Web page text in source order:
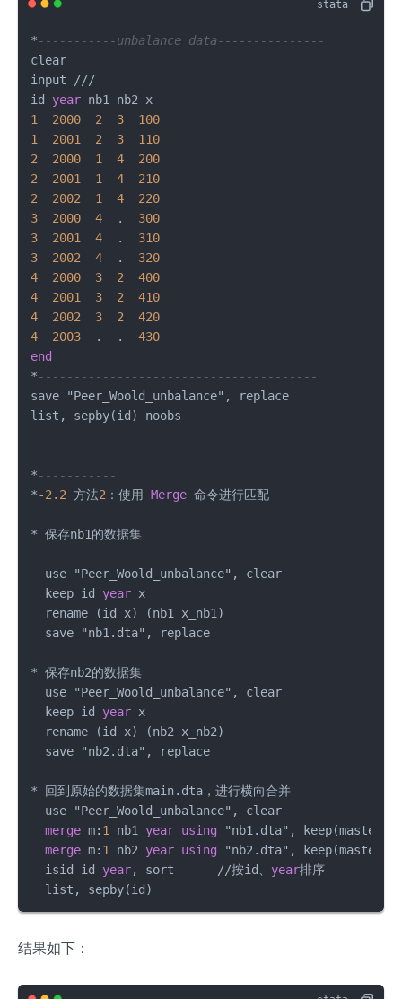
*-----------unbalance data---------------
clear
input
///
id year
1
2000 2 3
100
1
2001 2 3
110
2
2000 1 4
200
2
2001 1 4
210
2
2002 1 4
220
3
2000 4
  .
300
3
2001 4
  .
310
3
2002 4
  .
320
4
2000 3 2
400
4
2001 3 2
410
4
2002 3 2
420
4
2003
  .  .
430
end
*---------------------------------------
save "Peer_Woold_unbalance", replace
list, sepby(id) noobs
*-----------
*-2.2 方法2 ：使用 Merge 命令进行匹配
* 保存nb1的数据集
  use "Peer_Woold_unbalance", clear
  keep id
year x
  rename (id x) (nb1 x_nb1)
  save "nb1.dta", replace
* 保存nb2的数据集
  use "Peer_Woold_unbalance", clear
  keep id
year x
  rename (id x) (nb2 x_nb2)
  save "nb2.dta", replace
* 回到原始的数据集main.dta，进行横向合并
  use "Peer_Woold_unbalance", clear
merge m: 1 nb1 year using "nb1.dta", keep(master
merge m: 1 nb2 year using "nb2.dta", keep(master
  isid id
year, sort //按id、 year排序
  list, sepby(id)
结果如下：